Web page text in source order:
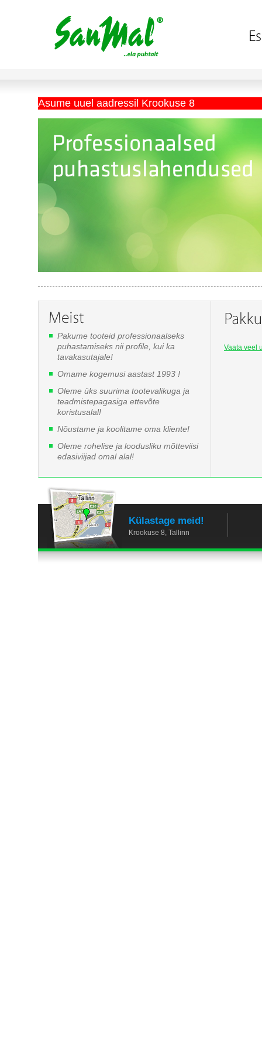
Asume uuel aadressil Krookuse 8
Vaata veel
Pakume tooteid professionaalseks
puhastamiseks nii profile, kui ka
tavakasutajale!
Omame kogemusi aastast 1993 !
Oleme üks suurima tootevalikuga ja
teadmistepagasiga ettevõte
koristusalal!
Nõustame ja koolitame oma kliente!
Oleme rohelise ja loodusliku mõtteviisi
edasiviijad omal alal!
Külastage meid!
Krookuse 8, Tallinn